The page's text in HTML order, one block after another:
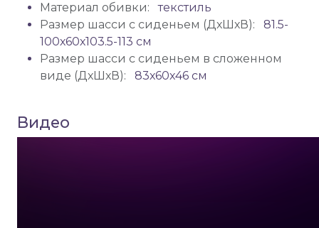
Материал обивки:
текстиль
Размер шасси с сиденьем (ДхШхВ):
81.5-
100х60х103.5-113 см
Размер шасси с сиденьем в сложенном
виде (ДхШхВ):
83х60х46 см
Видео